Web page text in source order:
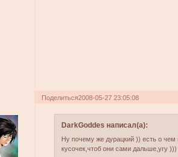
Поделиться2008-05-27 23:05:08
DarkGoddes написал(а):
Ну почему же дурацкий )) есть о чем
кусочек,чтоб они сами дальше,угу )))